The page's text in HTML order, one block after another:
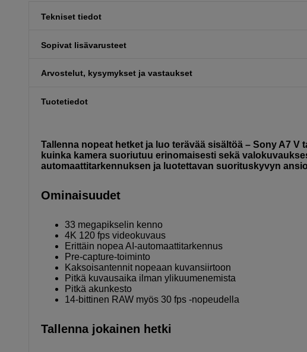
Tekniset tiedot
Sopivat lisävarusteet
Arvostelut, kysymykset ja vastaukset
Tuotetiedot
Tallenna nopeat hetket ja luo terävää sisältöä – Sony A7
kuinka kamera suoriutuu erinomaisesti sekä
automaattitarkennuksen ja luotettavan suorituskyvyn
Ominaisuudet
33 megapikselin kenno
4K 120 fps videokuvaus
Erittäin nopea AI-automaattitarkennus
Pre-capture-toiminto
Kaksoisantennit nopeaan kuvansiirtoon
Pitkä kuvausaika ilman ylikuumenemista
Pitkä akunkesto
14-bittinen RAW myös 30 fps -nopeudella
Tallenna jokainen hetki